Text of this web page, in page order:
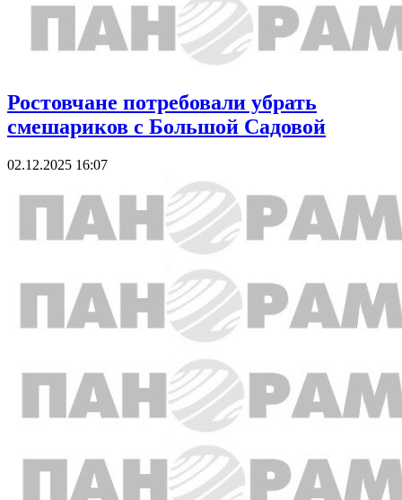
Ростовчане потребовали убрать
смешариков с Большой Садовой
02.12.2025 16:07